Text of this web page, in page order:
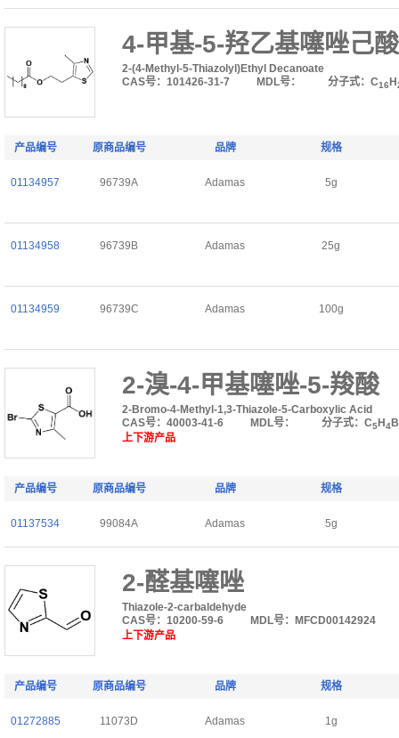
4-甲基-5-羟乙基噻唑己
2-(4-Methyl-5-Thiazolyl)Ethyl Decanoate
CAS号：101426-31-7
MDL号： 分子式：C16 H
产品编号 原商品编号 品牌 规格
01134957 96739A Adamas 5g
01134958 96739B Adamas 25g
01134959 96739C Adamas 100g
2-溴-4-甲基噻唑-5-羧酸
2-Bromo-4-Methyl-1,3-Thiazole-5-Carboxylic Acid
CAS号：40003-41-6
MDL号： 分子式：C5H 4
上下游产品
产品编号 原商品编号 品牌 规格
01137534 99084A Adamas 5g
2-醛基噻唑
Thiazole-2-carbaldehyde
CAS号：10200-59-6
MDL号：MFCD00142924
上下游产品
产品编号 原商品编号 品牌 规格
01272885 11073D Adamas 1g